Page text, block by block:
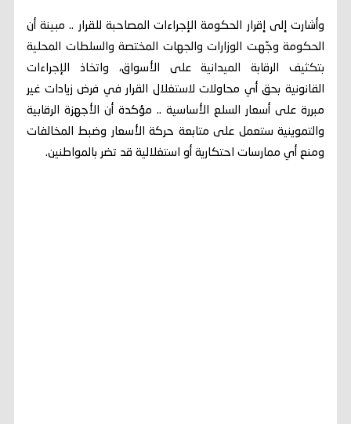
وأشارت إلى إقرار الحكومة الإجراءات المصاحبة للقرار .. مبينة أن
الحكومة وجّهت الوزارات والجهات المختصة والسلطات المحلية
بتكثيف الرقابة الميدانية على الأسواق، واتخاذ الإجراءات
القانونية بحق أي محاولات لاستغلال القرار في فرض زيادات غير
مبررة على أسعار السلع الأساسية .. مؤكدة أن الأجهزة الرقابية
والتموينية ستعمل على متابعة حركة الأسعار وضبط المخالفات
ومنع أي ممارسات احتكارية أو استغلالية قد تضر بالمواطنين.